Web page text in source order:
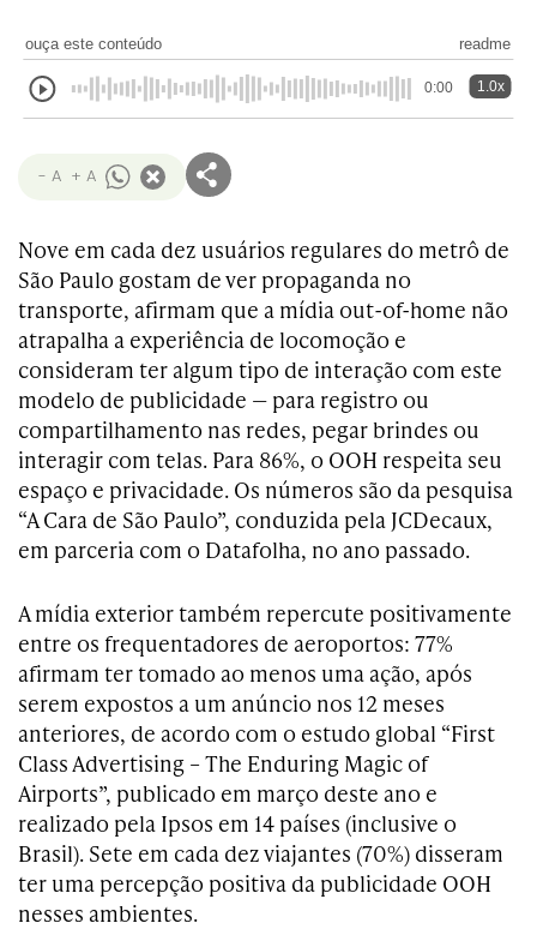
ouça este conteúdo readme
0:00 1.0x
- A + A
Nove em cada dez usuários regulares do metrô de
São Paulo gostam de ver propaganda no
transporte, afirmam que a mídia out-of-home não
atrapalha a experiência de locomoção e
consideram ter algum tipo de interação com este
modelo de publicidade — para registro ou
compartilhamento nas redes, pegar brindes ou
interagir com telas. Para 86%, o OOH respeita seu
espaço e privacidade. Os números são da pesquisa
“A Cara de São Paulo”, conduzida pela JCDecaux,
em parceria com o Datafolha, no ano passado.
A mídia exterior também repercute positivamente
entre os frequentadores de aeroportos: 77%
afirmam ter tomado ao menos uma ação, após
serem expostos a um anúncio nos 12 meses
anteriores, de acordo com o estudo global “First
Class Advertising – The Enduring Magic of
Airports”, publicado em março deste ano e
realizado pela Ipsos em 14 países (inclusive o
Brasil). Sete em cada dez viajantes (70%) disseram
ter uma percepção positiva da publicidade OOH
nesses ambientes.